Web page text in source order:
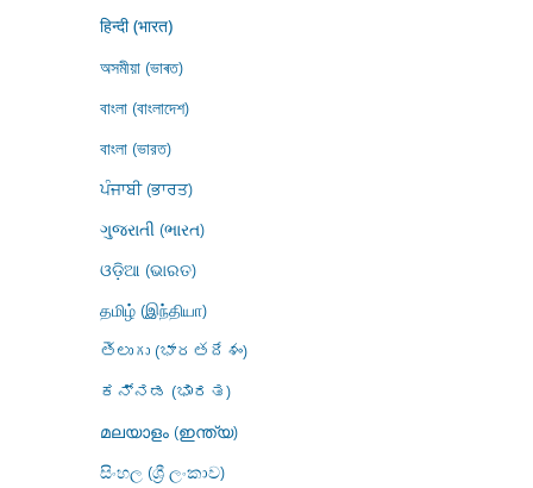
हिन्दी (भारत)
অসমীয়া (ভাৰত)
বাংলা (বাংলাদেশ)
বাংলা (ভারত)
ਪੰਜਾਬੀ (ਭਾਰਤ)
ગુજરાતી (ભારત)
ଓଡ଼ିଆ (ଭାରତ)
தமிழ் (இந்தியா)
తెలుగు (భారతదేశం)
ಕನ್ನಡ (ಭಾರತ)
മലയാളം (ഇന്ത്യ)
සිංහල (ශ්‍රී ලංකාව)